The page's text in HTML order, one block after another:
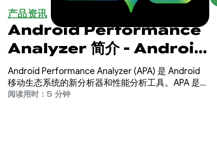
产品资讯
Android Performance
Analyzer 简介 - Android
分析的下一个发展方向
Android Performance Analyzer (APA) 是 Android
移动生态系统的新分析器和性能分析工具。APA 是一
款面向所有 Android 应用或游戏开发者的分析工具，
阅读用时：5 分钟